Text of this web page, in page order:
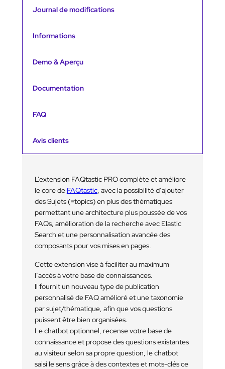
Journal de modifications
Informations
Demo & Aperçu
Documentation
FAQ
Avis clients
L’extension FAQtastic PRO complète et améliore
le core de FAQtastic, avec la possibilité d’ajouter
des Sujets (=topics) en plus des thématiques
permettant une architecture plus poussée de vos
FAQs, amélioration de la recherche avec Elastic
Search et une personnalisation avancée des
composants pour vos mises en pages.
Cette extension vise à faciliter au maximum
l’accès à votre base de connaissances.
Il fournit un nouveau type de publication
personnalisé de FAQ amélioré et une taxonomie
par sujet/thématique, afin que vos questions
puissent être bien organisées.
Le chatbot optionnel, recense votre base de
connaissance et propose des questions existantes
au visiteur selon sa propre question, le chatbot
saisi le sens grâce à des contextes et mots-clés ce